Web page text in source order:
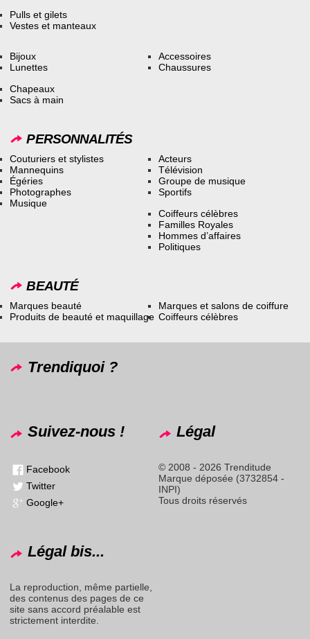
Pulls et gilets
Vestes et manteaux
Bijoux
Lunettes
Accessoires
Chaussures
Chapeaux
Sacs à main
PERSONNALITÉS
Couturiers et stylistes
Mannequins
Égéries
Photographes
Musique
Acteurs
Télévision
Groupe de musique
Sportifs
Coiffeurs célèbres
Familles Royales
Hommes d’affaires
Politiques
BEAUTÉ
Marques beauté
Produits de beauté et maquillage
Marques et salons de coiffure
Coiffeurs célèbres
Trendiquoi ?
Suivez-nous !
Facebook
Twitter
Google+
Légal
© 2008 - 2026 Trenditude
Marque déposée (3732854 -
INPI)
Tous droits réservés
Légal bis...
La reproduction, même partielle,
des contenus des pages de ce
site sans accord préalable est
strictement interdite.